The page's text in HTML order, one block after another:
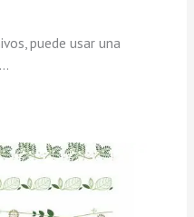
puede usar una